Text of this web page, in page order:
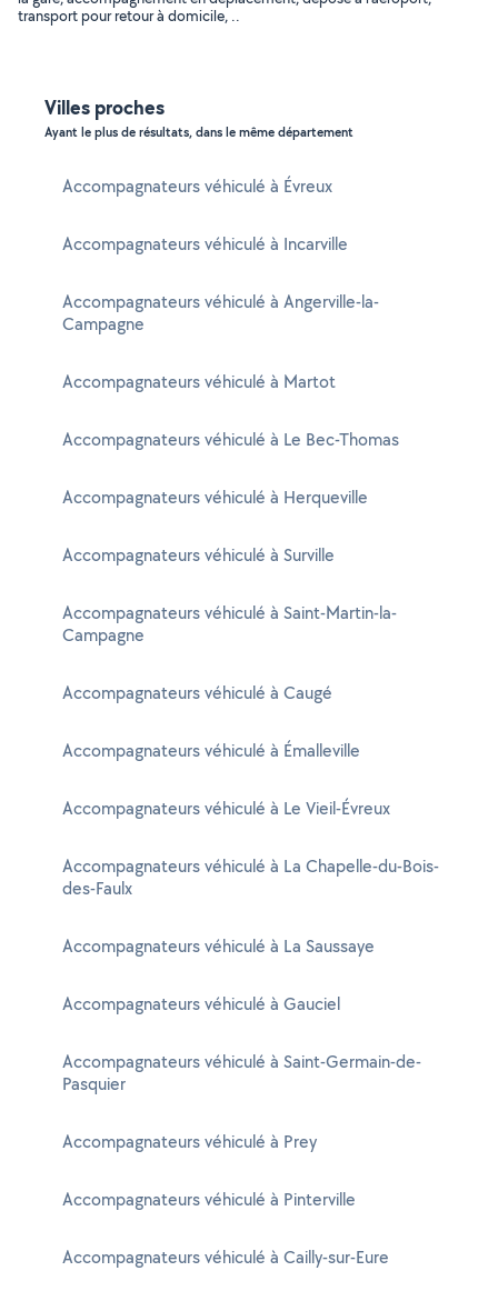
transport pour retour à domicile, ..
Villes proches
Ayant le plus de résultats, dans le même département
Accompagnateurs véhiculé à Évreux
Accompagnateurs véhiculé à Incarville
Accompagnateurs véhiculé à Angerville-la-
Campagne
Accompagnateurs véhiculé à Martot
Accompagnateurs véhiculé à Le Bec-Thomas
Accompagnateurs véhiculé à Herqueville
Accompagnateurs véhiculé à Surville
Accompagnateurs véhiculé à Saint-Martin-la-
Campagne
Accompagnateurs véhiculé à Caugé
Accompagnateurs véhiculé à Émalleville
Accompagnateurs véhiculé à Le Vieil-Évreux
Accompagnateurs véhiculé à La Chapelle-du-Bois-
des-Faulx
Accompagnateurs véhiculé à La Saussaye
Accompagnateurs véhiculé à Gauciel
Accompagnateurs véhiculé à Saint-Germain-de-
Pasquier
Accompagnateurs véhiculé à Prey
Accompagnateurs véhiculé à Pinterville
Accompagnateurs véhiculé à Cailly-sur-Eure